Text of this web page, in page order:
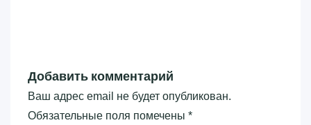
Добавить комментарий
Ваш адрес email не будет опубликован.
Обязательные поля помечены *